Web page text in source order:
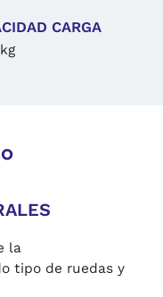
CARGA
la
tipo de ruedas y